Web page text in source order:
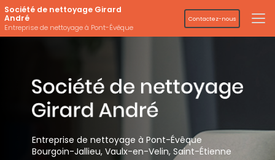
Aller
au
contenu
principal
Société de nettoyage Girard
André
Entreprise de nettoyage à Pont-Évêque
Contactez-nous
Entreprise de nettoyage à Pont-Évêque
Bourgoin-Jallieu, Vaulx-en-Velin, Saint-Étienne